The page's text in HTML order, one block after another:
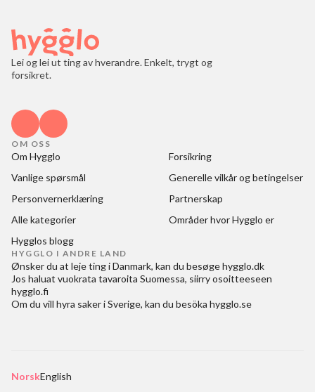
Lei og lei ut ting av hverandre. Enkelt, trygt og
forsikret.
OM OSS
Om Hygglo
Forsikring
Vanlige spørsmål
Generelle vilkår og betingelser
Personvernerklæring
Partnerskap
Alle kategorier
Områder hvor Hygglo er
Hygglos blogg
HYGGLO I ANDRE LAND
Ønsker du at leje ting i Danmark, kan du besøgehygglo.dk
Jos haluat vuokrata tavaroita Suomessa, siirry osoitteeseen
hygglo.fi
Om du vill hyra saker i Sverige, kan du besöka hygglo.se
NorskEnglish